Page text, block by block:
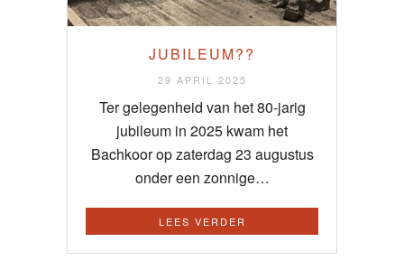
JUBILEUM??
29 APRIL 2025
Ter gelegenheid van het 80-jarig
jubileum in 2025 kwam het
Bachkoor op zaterdag 23 augustus
onder een zonnige…
LEES VERDER